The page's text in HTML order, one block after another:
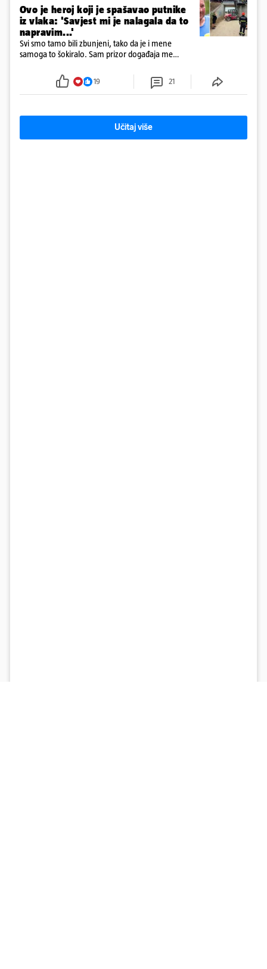
Ovo je heroj koji je spašavao putnike
iz vlaka: 'Savjest mi je nalagala da to
napravim...'
Svi smo tamo bili zbunjeni, tako da je i mene
samoga to šokiralo. Sam prizor događaja me
19 21
Učitaj više